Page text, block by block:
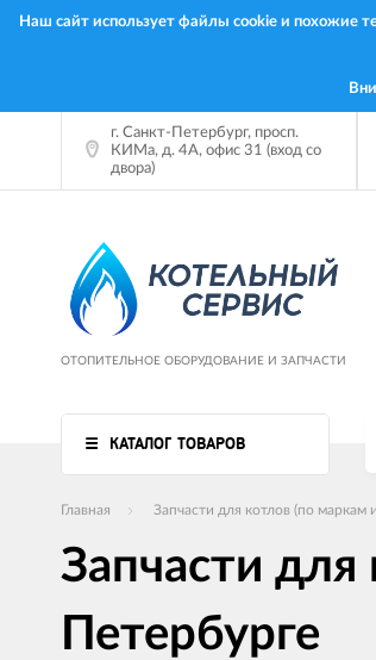
Наш сайт использует файлы cookie и похожие
г. Санкт-Петербург, просп.
КИМа, д. 4А, офис 31 (вход со
двора)
ОТОПИТЕЛЬНОЕ ОБОРУДОВАНИЕ И ЗАПЧАСТИ
КАТАЛОГ ТОВАРОВ
Главная Запчасти для котлов (по маркам
Запчасти для
Петербурге